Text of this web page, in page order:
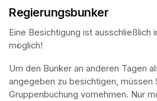
Regierungsbunker
Eine Besichtigung ist ausschließlich
möglich!
Um den Bunker an anderen Tagen
angegeben zu besichtigen, müssen
Gruppenbuchung vornehmen. Nur